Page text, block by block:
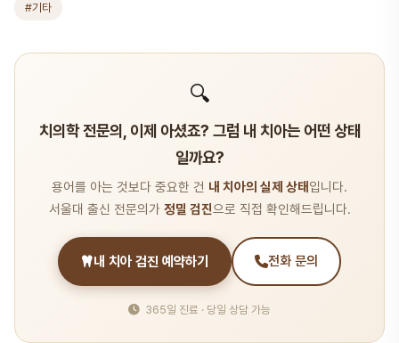
#기타
🔍
치의학 전문의, 이제 아셨죠? 그럼 내 치아는 어떤 상태
일까요?
용어를 아는 것보다 중요한 건 내 치아의 실제 상태 입니다.
서울대 출신 전문의가 정밀 검진으로 직접 확인해드립니다.
내 치아 검진 예약하기 전화 문의
365일 진료 · 당일 상담 가능